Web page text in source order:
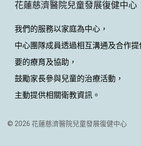
花蓮慈濟醫院兒童發展復健中心
我們的服務以家庭為中心，
中心團隊成員透過相互溝通及合作
要的療育及協助，
鼓勵家長參與兒童的治療活動，
主動提供相關衛教資訊。
© 2026 花蓮慈濟醫院兒童發展復健中心